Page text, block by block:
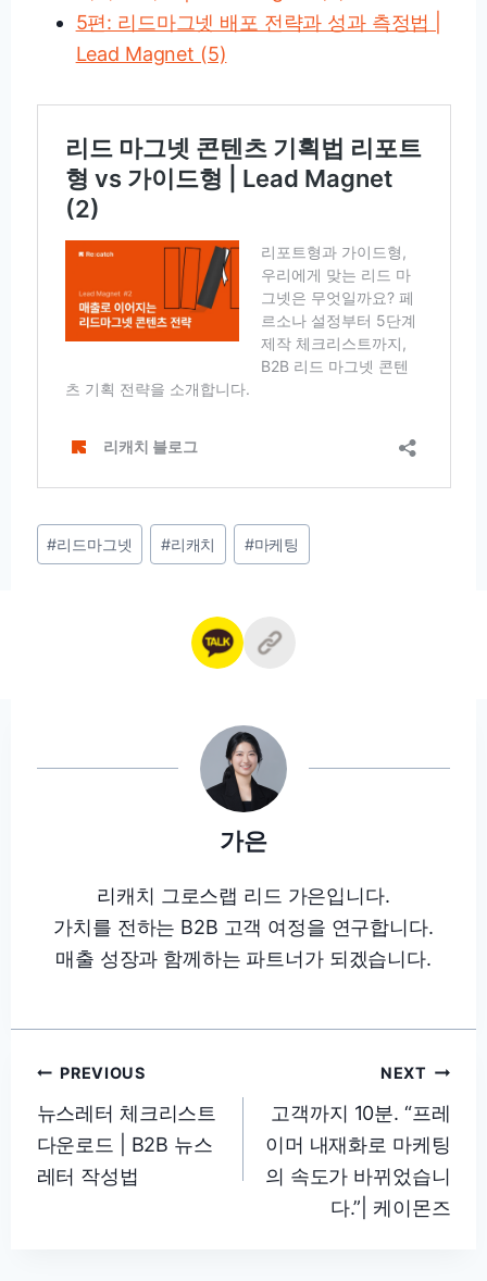
5편: 리드마그넷 배포 전략과 성과 측정법 |
Lead Magnet (5)
Post
Tags:
#리드마그넷 #리캐치 #마케팅
가은
리캐치 그로스랩 리드 가은입니다.
가치를 전하는 B2B 고객 여정을 연구합니다.
매출 성장과 함께하는 파트너가 되겠습니다.
글
탐
색
PREVIOUS
뉴스레터 체크리스트
다운로드 | B2B 뉴스
레터 작성법
NEXT
고객까지 10분. “프레
이머 내재화로 마케팅
의 속도가 바뀌었습니
다.”| 케이몬즈